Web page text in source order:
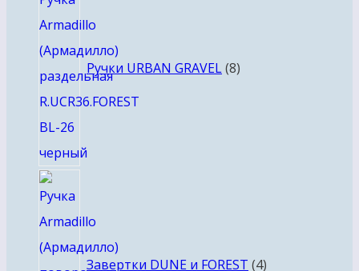
Ручки URBAN GRAVEL 8
Завертки DUNE и FOREST 4